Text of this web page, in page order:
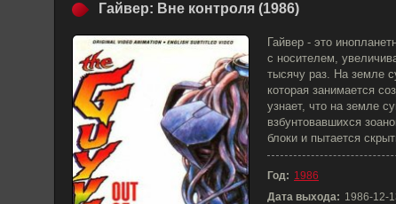
Гайвер: Вне контроля (1986)
Гайвер - это
с носителем,
тысячу раз. На земле
которая занимается
узнает, что на земле
взбунтовавшихся
блоки и пытается
Год: 1986
Дата выхода: 1986-12-